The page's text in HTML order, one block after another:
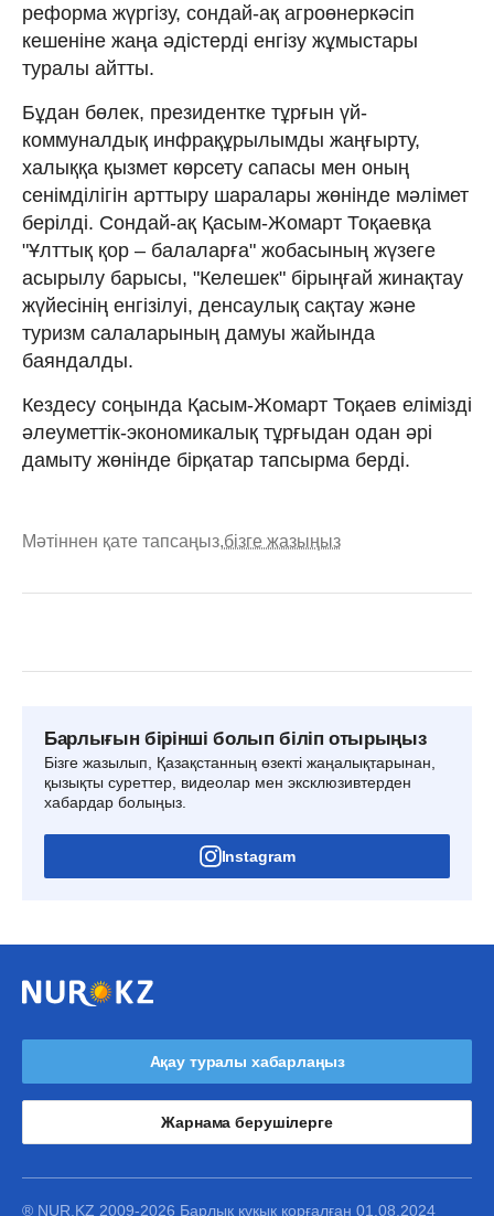
реформа жүргізу, сондай-ақ агроөнеркәсіп
кешеніне жаңа әдістерді енгізу жұмыстары
туралы айтты.
Бұдан бөлек, президентке тұрғын үй-
коммуналдық инфрақұрылымды жаңғырту,
халыққа қызмет көрсету сапасы мен оның
сенімділігін арттыру шаралары жөнінде мәлімет
берілді. Сондай-ақ Қасым-Жомарт Тоқаевқа
"Ұлттық қор – балаларға" жобасының жүзеге
асырылу барысы, "Келешек" бірыңғай жинақтау
жүйесінің енгізілуі, денсаулық сақтау және
туризм салаларының дамуы жайында
баяндалды.
Кездесу соңында Қасым-Жомарт Тоқаев елімізді
әлеуметтік-экономикалық тұрғыдан одан әрі
дамыту жөнінде бірқатар тапсырма берді.
Мәтіннен қате тапсаңыз,бізге жазыңыз
Барлығын бірінші болып біліп отырыңыз
Бізге жазылып, Қазақстанның өзекті жаңалықтарынан,
қызықты суреттер, видеолар мен эксклюзивтерден
хабардар болыңыз.
Instagram
Ақау туралы хабарлаңыз
Жарнама берушілерге
® NUR.KZ 2009-2026 Барлық құқық қорғалған 01.08.2024